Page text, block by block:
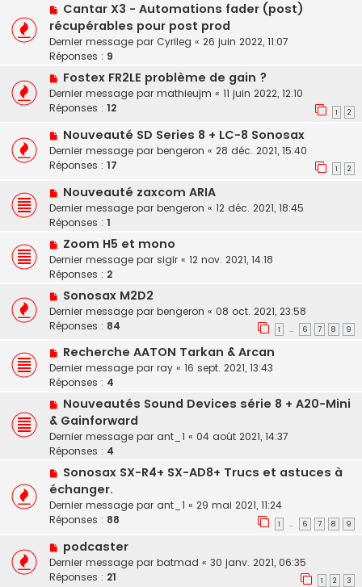
Cantar X3 - Automations fader (post)
récupérables pour post prod
Dernier message par Cyrileg « 26 juin 2022, 11:07
Réponses : 9
Fostex FR2LE problème de gain ?
Dernier message par mathieujm « 11 juin 2022, 12:10
Réponses : 12 1 2
Nouveauté SD Series 8 + LC-8 Sonosax
Dernier message par bengeron « 28 déc. 2021, 15:40
Réponses : 17 1 2
Nouveauté zaxcom ARIA
Dernier message par bengeron « 12 déc. 2021, 18:45
Réponses : 1
Zoom H5 et mono
Dernier message par sigir « 12 nov. 2021, 14:18
Réponses : 2
Sonosax M2D2
Dernier message par bengeron « 08 oct. 2021, 23:58
Réponses : 84 1 … 6 7 8 9
Recherche AATON Tarkan & Arcan
Dernier message par ray « 16 sept. 2021, 13:43
Réponses : 4
Nouveautés Sound Devices série 8 + A20-Mini
& Gainforward
Dernier message par ant_1 « 04 août 2021, 14:37
Réponses : 4
Sonosax SX-R4+ SX-AD8+ Trucs et astuces à
échanger.
Dernier message par ant_1 « 29 mai 2021, 11:24
Réponses : 88 1 … 6 7 8 9
podcaster
Dernier message par batmad « 30 janv. 2021, 06:35
Réponses : 21 1 2 3